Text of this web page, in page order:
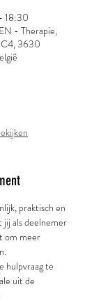
18:30
- Therapie,
3630
praktisch en
jij als deelnemer
om meer
hulpvraag te
uit de